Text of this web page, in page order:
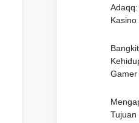
Kasino
Gamer
Tujuan